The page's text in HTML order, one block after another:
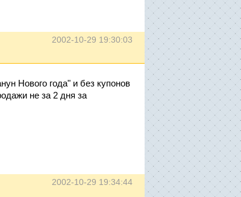
2002-10-29 19:30:03
Нового года" и без купонов
не за 2 дня за
2002-10-29 19:34:44